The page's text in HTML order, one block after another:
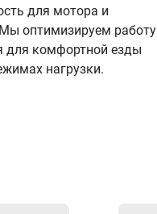
для мотора и
оптимизируем работу
для комфортной езды
нагрузки.